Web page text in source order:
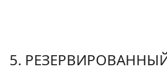
5.